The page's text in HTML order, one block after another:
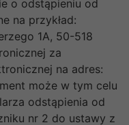
o odstąpieniu od
na przykład:
1A, 50-518
za
na adres:
może w tym celu
odstąpienia od
nr 2 do ustawy z